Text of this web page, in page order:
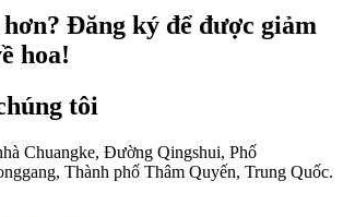
Đăng ký để được giảm
hoa!
tôi
Chuangke, Đường Qingshui, Phố
Thành phố Thâm Quyến, Trung Quốc.